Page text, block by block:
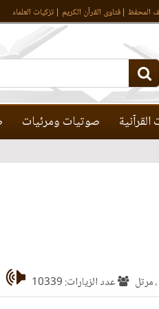
المحفظ فتاوى القرآن الكريم تزكيات العلماء
القرآنية صوتيات ومرئيات
مرتل عدد الزيارات: 10339